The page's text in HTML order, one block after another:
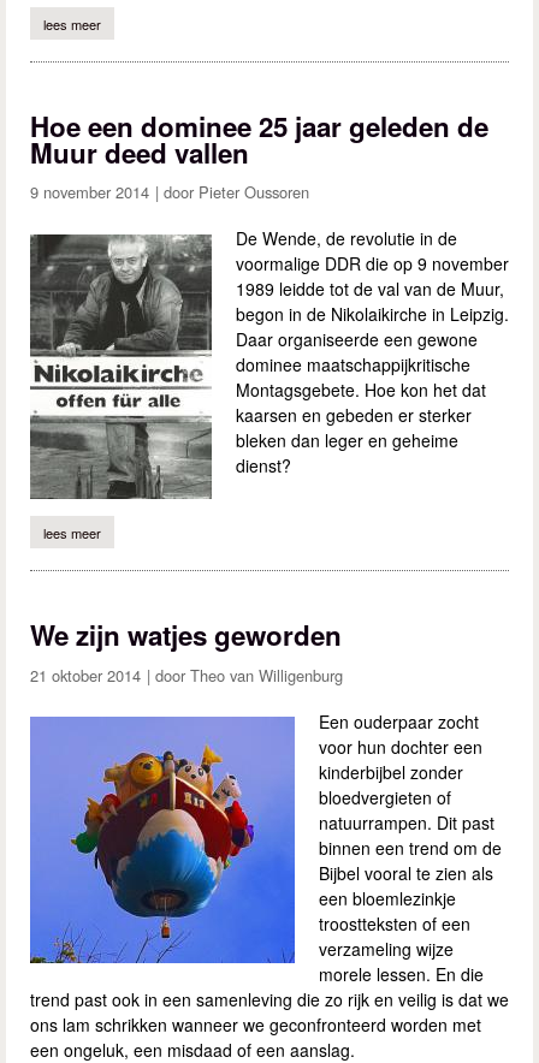
lees meer
Hoe een dominee 25 jaar geleden de
Muur deed vallen
9 november 2014 Pieter Oussoren
De Wende, de revolutie in de
voormalige DDR die op 9 november
1989 leidde tot de val van de Muur,
begon in de Nikolaikirche in Leipzig.
Daar organiseerde een gewone
dominee maatschappijkritische
Montagsgebete. Hoe kon het dat
kaarsen en gebeden er sterker
bleken dan leger en geheime
dienst?
lees meer
We zijn watjes geworden
21 oktober 2014 Theo van Willigenburg
Een ouderpaar zocht
voor hun dochter een
kinderbijbel zonder
bloedvergieten of
natuurrampen. Dit past
binnen een trend om de
Bijbel vooral te zien als
een bloemlezinkje
troostteksten of een
verzameling wijze
morele lessen. En die
trend past ook in een samenleving die zo rijk en veilig is dat we
ons lam schrikken wanneer we geconfronteerd worden met
een ongeluk, een misdaad of een aanslag.